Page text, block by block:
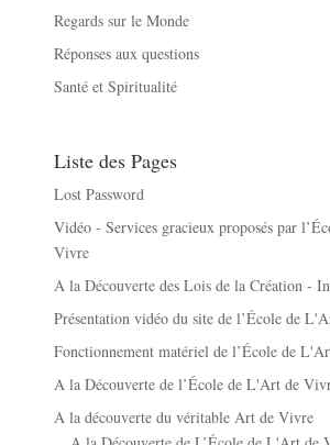
Regards sur le Monde
Réponses aux questions
Santé et Spiritualité
Liste des Pages
Lost Password
Vidéo - Services gracieux proposés par
Vivre
A la Découverte des Lois de la Création -
Présentation vidéo du site de l’École de
Fonctionnement matériel de l’École de
A la Découverte de l’École de L'Art de
A la découverte du véritable Art de Vivre